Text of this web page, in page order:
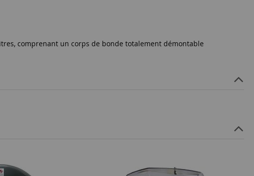
comprenant un corps de bonde totalement démontable